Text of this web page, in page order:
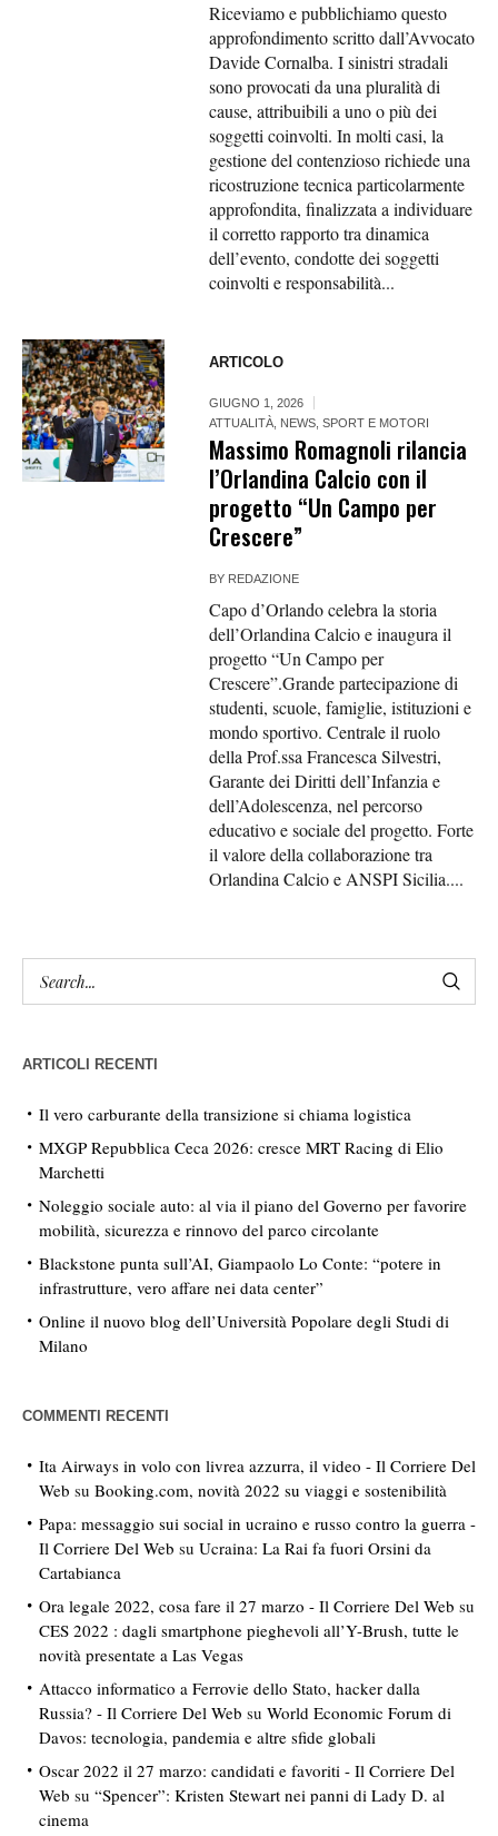
Riceviamo e pubblichiamo questo
approfondimento scritto dall’Avvocato
Davide Cornalba. I sinistri stradali
sono provocati da una pluralità di
cause, attribuibili a uno o più dei
soggetti coinvolti. In molti casi, la
gestione del contenzioso richiede una
ricostruzione tecnica particolarmente
approfondita, finalizzata a individuare
il corretto rapporto tra dinamica
dell’evento, condotte dei soggetti
coinvolti e responsabilità...
ARTICOLO
GIUGNO 1, 2026
ATTUALITÀ NEWS ,SPORT E MOTORI
Massimo Romagnoli rilancia
l’Orlandina Calcio con il
progetto “Un Campo per
Crescere”
BY REDAZIONE
Capo d’Orlando celebra la storia
dell’Orlandina Calcio e inaugura il
progetto “Un Campo per
Crescere”.Grande partecipazione di
studenti, scuole, famiglie, istituzioni e
mondo sportivo. Centrale il ruolo
della Prof.ssa Francesca Silvestri,
Garante dei Diritti dell’Infanzia e
dell’Adolescenza, nel percorso
educativo e sociale del progetto. Forte
il valore della collaborazione tra
Orlandina Calcio e ANSPI Sicilia....
ARTICOLI RECENTI
Il vero carburante della transizione si chiama logistica
MXGP Repubblica Ceca 2026: cresce MRT Racing di Elio
Marchetti
Noleggio sociale auto: al via il piano del Governo per favorire
mobilità, sicurezza e rinnovo del parco circolante
Blackstone punta sull’AI, Giampaolo Lo Conte: “potere in
infrastrutture, vero affare nei data center”
Online il nuovo blog dell’Università Popolare degli Studi di
Milano
COMMENTI RECENTI
Ita Airways in volo con livrea azzurra, il video - Il Corriere Del
Web su Booking.com, novità 2022 su viaggi e sostenibilità
Papa: messaggio sui social in ucraino e russo contro la guerra -
Il Corriere Del Web su Ucraina: La Rai fa fuori Orsini da
Cartabianca
Ora legale 2022, cosa fare il 27 marzo - Il Corriere Del Web su
CES 2022 : dagli smartphone pieghevoli all’Y-Brush, tutte le
novità presentate a Las Vegas
Attacco informatico a Ferrovie dello Stato, hacker dalla
Russia? - Il Corriere Del Web su World Economic Forum di
Davos: tecnologia, pandemia e altre sfide globali
Oscar 2022 il 27 marzo: candidati e favoriti - Il Corriere Del
Web su “Spencer”: Kristen Stewart nei panni di Lady D. al
cinema